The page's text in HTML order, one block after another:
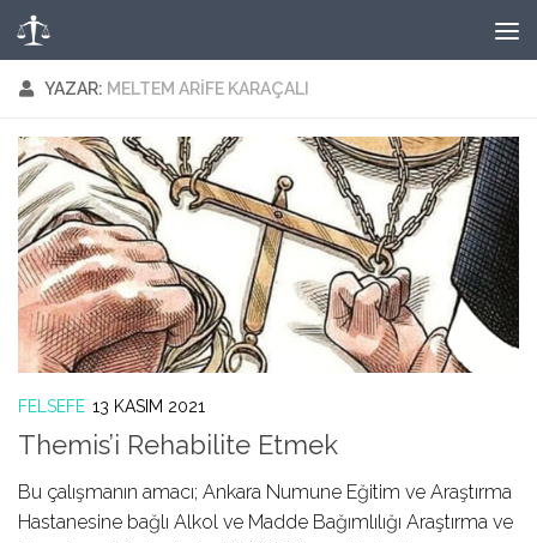
Skip to content
YAZAR: MELTEM ARIFE KARAÇALI
FELSEFE 13 KASIM 2021
Themis’i Rehabilite Etmek
Bu çalışmanın amacı; Ankara Numune Eğitim ve Araştırma
Hastanesine bağlı Alkol ve Madde Bağımlılığı Araştırma ve